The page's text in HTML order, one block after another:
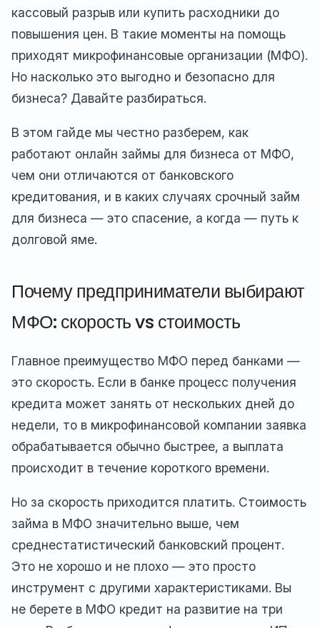
кассовый разрыв или купить расходники до
повышения цен. В такие моменты на помощь
приходят микрофинансовые организации (МФО).
Но насколько это выгодно и безопасно для
бизнеса? Давайте разбираться.
В этом гайде мы честно разберем, как
работают онлайн займы для бизнеса от МФО,
чем они отличаются от банковского
кредитования, и в каких случаях срочный займ
для бизнеса — это спасение, а когда — путь к
долговой яме.
Почему предприниматели выбирают
МФО: скорость vs стоимость
Главное преимущество МФО перед банками —
это скорость. Если в банке процесс получения
кредита может занять от нескольких дней до
недели, то в микрофинансовой компании заявка
обрабатывается обычно быстрее, а выплата
происходит в течение короткого времени.
Но за скорость приходится платить. Стоимость
займа в МФО значительно выше, чем
среднестатистический банковский процент.
Это не хорошо и не плохо — это просто
инструмент с другими характеристиками. Вы
не берете в МФО кредит на развитие на три